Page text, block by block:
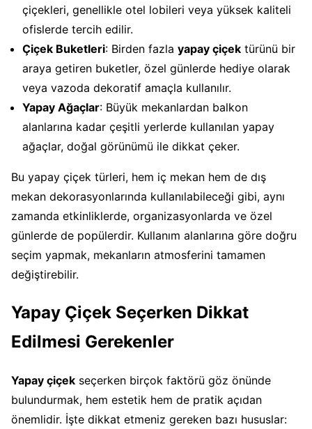
çiçekleri, genellikle otel lobileri veya yüksek kaliteli
ofislerde tercih edilir.
Çiçek Buketleri: Birden fazla yapay çiçek türünü bir
araya getiren buketler, özel günlerde hediye olarak
veya vazoda dekoratif amaçla kullanılır.
Yapay Ağaçlar: Büyük mekanlardan balkon
alanlarına kadar çeşitli yerlerde kullanılan yapay
ağaçlar, doğal görünümü ile dikkat çeker.
Bu yapay çiçek türleri, hem iç mekan hem de dış
mekan dekorasyonlarında kullanılabileceği gibi, aynı
zamanda etkinliklerde, organizasyonlarda ve özel
günlerde de popülerdir. Kullanım alanlarına göre doğru
seçim yapmak, mekanların atmosferini tamamen
değiştirebilir.
Yapay Çiçek Seçerken Dikkat
Edilmesi Gerekenler
Yapay çiçek seçerken birçok faktörü göz önünde
bulundurmak, hem estetik hem de pratik açıdan
önemlidir. İşte dikkat etmeniz gereken bazı hususlar: